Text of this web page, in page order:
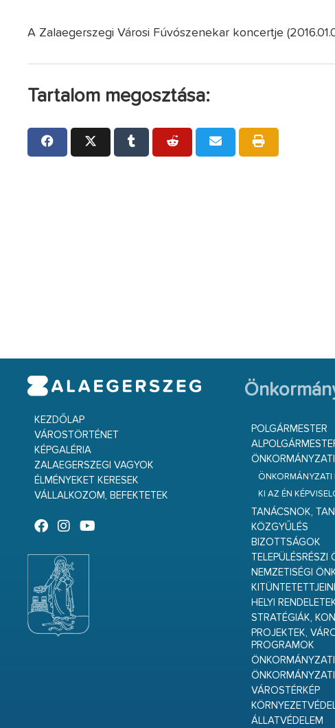
A Zalaegerszegi Városi Fúvószenekar koncertje
Tartalom megosztása:
KEZDŐLAP
VÁROSTÖRTÉNET
KÉPGALÉRIA
ZALAEGERSZEGI VAGYOK
ÉLMÉNYEKET KERESEK
VÁLLALKOZOM, BEFEKTETEK
POLGÁRMESTER
ÖNKORMÁNYZATI
KI AZ ÉN
TANÁCSNOK,
KÖZGYŰLÉS
BIZOTTSÁGOK
NEMZETISÉGI
HELYI
STRATÉGIÁK,
PROJEKTEK,
PROGRAMOK
VÁROSTÉRKÉP
ÁLLATVÉDELEM